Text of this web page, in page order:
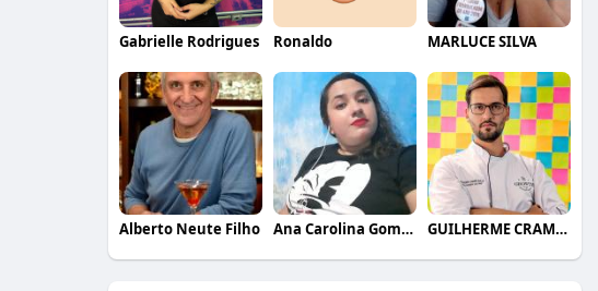
Gabrielle Rodrigues Ronaldo MARLUCE SILVA
Alberto Neute Filho Ana Carolina Gomes GUILHERME CRAMER BALLE